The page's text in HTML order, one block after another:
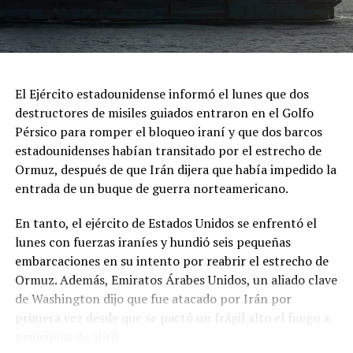
Nour, y dijo que su armada atacó tres petroleros que,
según IRNA, violaban el bloqueo del estrecho de Ormuz.
En X, el Comando Central de Estados Unidos
sorpresa contra fuerzas desplegadas en Oriente Medio
alrededor de las 17:45 del martes; según el comunicado
todos los misiles iraníes fueron interceptados con éxito
y las tropas permanecieron en alto estado de
preparación.
lanzado ataques de precisión en Irak junto con las
fuerzas saudíes contra “terroristas alineados con Irán” a
quienes, según sostuvo, la Guardia Revolucionaria había
ordenado atacar a fuerzas estadounidenses e
infraestructura energética saudí.
El Ejército estadounidense informó el lunes que dos
destructores de misiles guiados entraron en el Golfo
Pérsico para romper el bloqueo iraní y que dos barcos
estadounidenses habían transitado por el estrecho de
Ormuz, después de que Irán dijera que había impedido la
entrada de un buque de guerra norteamericano.
En tanto, el ejército de Estados Unidos se enfrentó el
lunes con fuerzas iraníes y hundió seis pequeñas
embarcaciones en su intento por reabrir el estrecho de
Ormuz. Además, Emiratos Árabes Unidos, un aliado clave
de Washington dijo que fue atacado por Irán por
primera vez desde que se pactó un frágil alto el fuego a